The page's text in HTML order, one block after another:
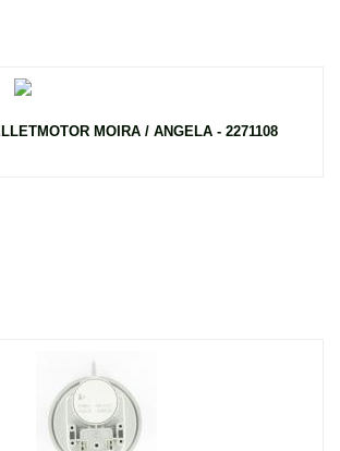
MOIRA / ANGELA - 2271108